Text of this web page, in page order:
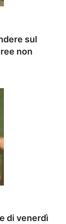
sul
non
di venerdì